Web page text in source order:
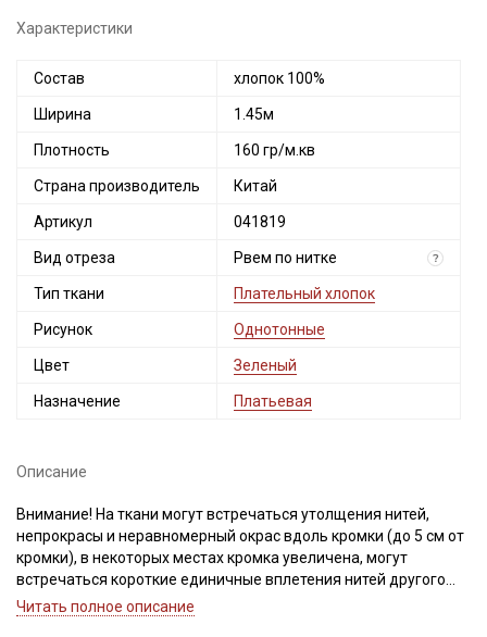
Характеристики
Состав хлопок 100%
Ширина 1.45м
Плотность 160 гр/м.кв
Страна производитель Китай
Артикул 041819
Вид отреза Рвем по нитке ?
Тип ткани Плательный хлопок
Рисунок Однотонные
Цвет Зеленый
Назначение Платьевая
Описание
Внимание! На ткани могут встречаться утолщения нитей,
непрокрасы и неравномерный окрас вдоль кромки (до 5 см от
кромки), в некоторых местах кромка увеличена, могут
встречаться короткие единичные вплетения нитей другого
цвета. На отдельных рулонах ткань может быть мятая
Читать полное описание